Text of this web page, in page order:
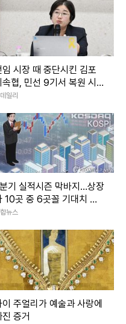
임 시장 때 중단시킨 김포
속협, 민선 9기서 복원 시
일리
기 실적시즌 막바지…상장
10곳 중 6곳꼴 기대치 웃
아뉴스
이 주얼리가 예술과 사랑에
진 증거